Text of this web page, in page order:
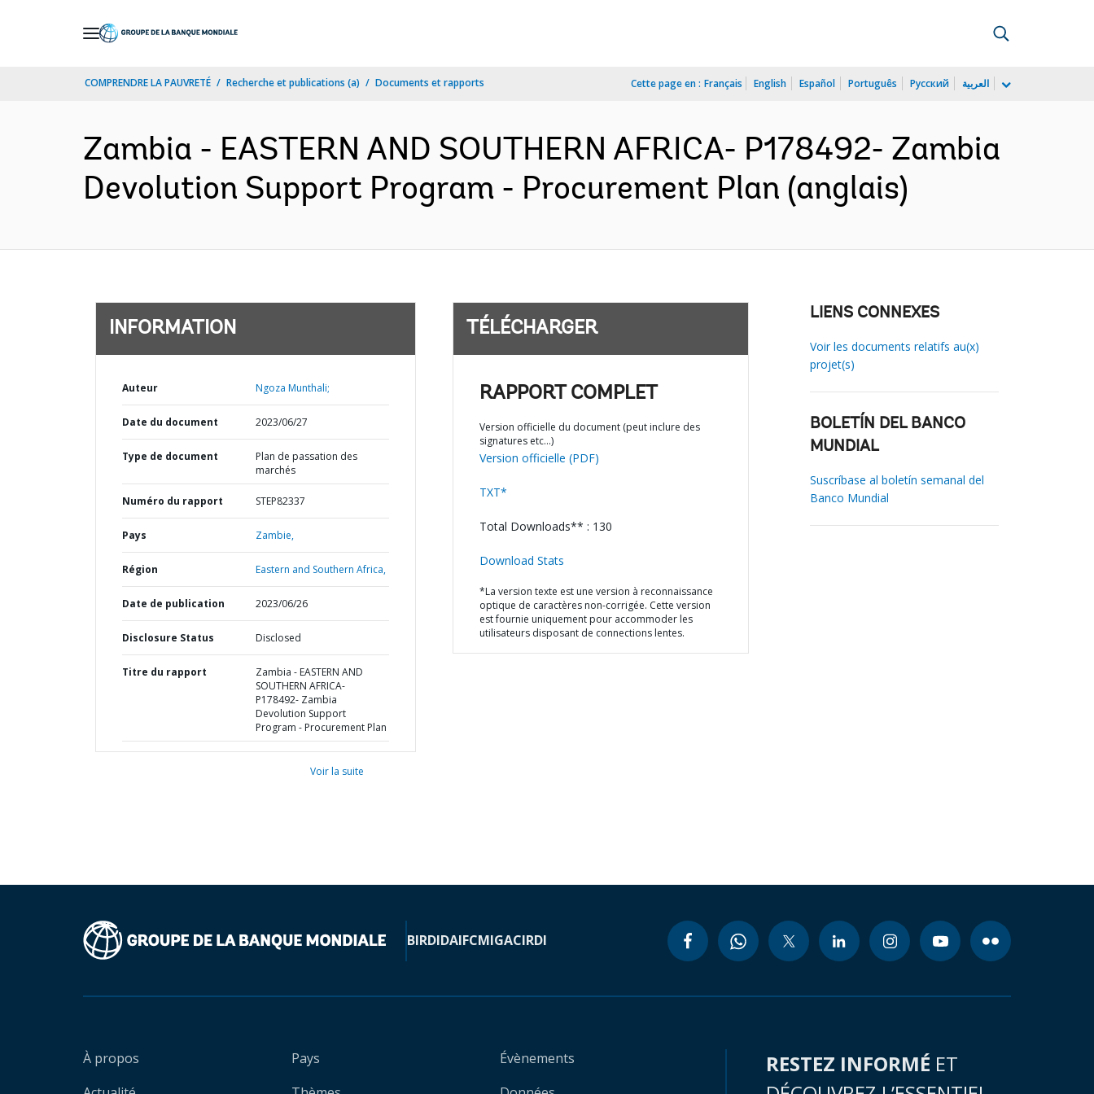
COMPRENDRE LA PAUVRETÉ Recherche et publications (a) Documents et rapports Cette page en : Français English Español Português Русский العربية
Zambia - EASTERN AND SOUTHERN AFRICA- P178492- Zambia
Devolution Support Program - Procurement Plan (anglais)
INFORMATION
Auteur Ngoza Munthali;
Date du document 2023/06/27
Type de document
Plan de passation des
marchés
Numéro du rapport STEP82337
Pays Zambie,
Région Eastern and Southern Africa,
Date de publication 2023/06/26
Disclosure Status Disclosed
Titre du rapport
Zambia - EASTERN AND
SOUTHERN AFRICA-
P178492- Zambia
Devolution Support
Program - Procurement Plan
Voir la suite
TÉLÉCHARGER
RAPPORT COMPLET
Version officielle du document (peut inclure des
signatures etc…)
Version officielle (PDF)
TXT*
Total Downloads** : 130
Download Stats
*La version texte est une version à reconnaissance
optique de caractères non-corrigée. Cette version
est fournie uniquement pour accommoder les
utilisateurs disposant de connections lentes.
LIENS CONNEXES
Voir les documents relatifs au(x)
projet(s)
BOLETÍN DEL BANCO
MUNDIAL
Suscríbase al boletín semanal del
Banco Mundial
BIRDIDAIFCMIGACIRDI
À propos
Pays
Évènements
RESTEZ INFORMÉ ET